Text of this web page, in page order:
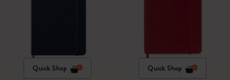
Quick Shop Quick Shop